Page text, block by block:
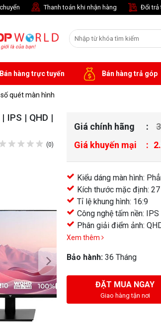
Thanh toán khi nhận hàng Đổi trả
Bán hàng trực tuyến Bán hàng trả góp
quét màn hình
IPS | QHD |
(0)
Giá chính hãng
Giá khuyến mại
Kiểu dáng màn hình:
Kích thước mặc định:
Tỉ lệ khung hình: 16:9
Công nghệ tấm nền: IPS
Phân giải điểm ảnh:
Xem thêm
Bảo hành: 36 Tháng
ĐẶT MUA NGAY
Giao hàng tận nơi